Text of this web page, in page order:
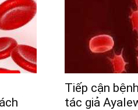
Tiếp cận
tác giả